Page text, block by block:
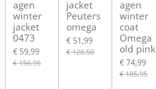
agen
winter
jacket
0473
€ 59,99
€ 156,95
jacket
Peuters
omega
€ 51,99
€ 128,50
agen
winter
coat
Omega
old pink
€ 74,99
€ 185,95